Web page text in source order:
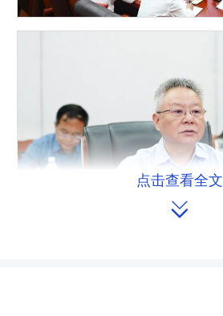
点击查看全文
